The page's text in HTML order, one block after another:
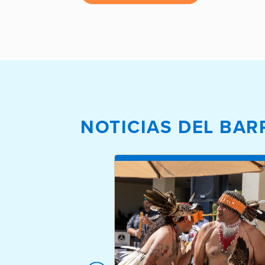
NOTICIAS DEL